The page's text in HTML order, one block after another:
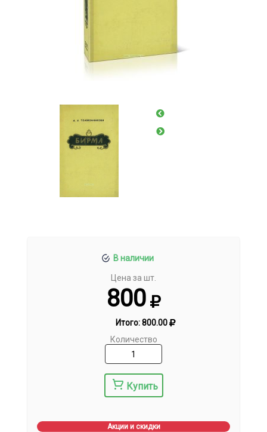
В наличии
Цена за шт.
800
Итого:800.00
Количество
Купить
Акции и скидки